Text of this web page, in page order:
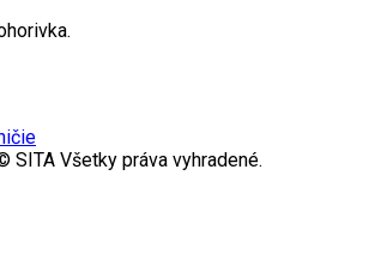
SITA Všetky práva vyhradené.